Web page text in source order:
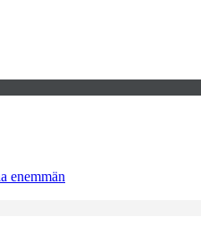
enemmän